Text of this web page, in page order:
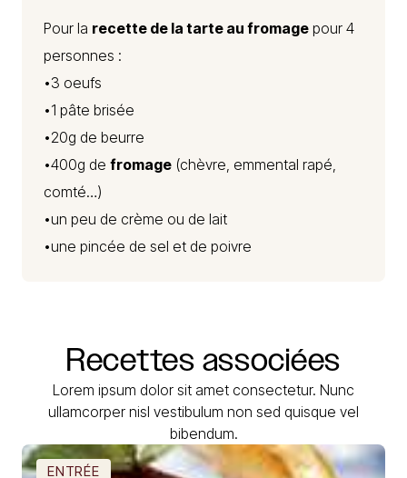
Pour la recette de la tarte au fromage pour 4
personnes :
•3 oeufs
•1 pâte brisée
•20g de beurre
•400g de fromage (chèvre, emmental rapé,
comté…)
•un peu de crème ou de lait
•une pincée de sel et de poivre
Recettes associées
Lorem ipsum dolor sit amet consectetur. Nunc
ullamcorper nisl vestibulum non sed quisque vel
bibendum.
ENTRÉE